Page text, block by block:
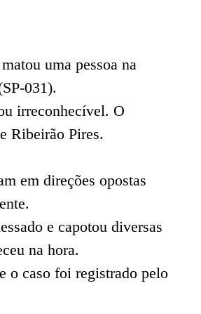
uma pessoa na
031).
irreconhecível. O
Ribeirão Pires.
em direções opostas
e capotou diversas
na hora.
o caso foi registrado pelo